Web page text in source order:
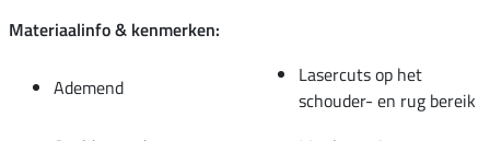
Materiaalinfo & kenmerken:
Ademend
Lasercuts op het
schouder- en rug bereik